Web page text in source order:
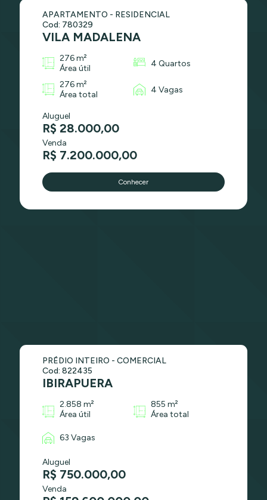
APARTAMENTO - RESIDENCIAL
Cod: 780329
VILA MADALENA
276 m²
Área útil
4 Quartos
276 m²
Área total
4 Vagas
Aluguel
R$ 28.000,00
Venda
R$ 7.200.000,00
Conhecer
PRÉDIO INTEIRO - COMERCIAL
Cod: 822435
IBIRAPUERA
2.858 m²
Área útil
855 m²
Área total
63 Vagas
Aluguel
R$ 750.000,00
Venda